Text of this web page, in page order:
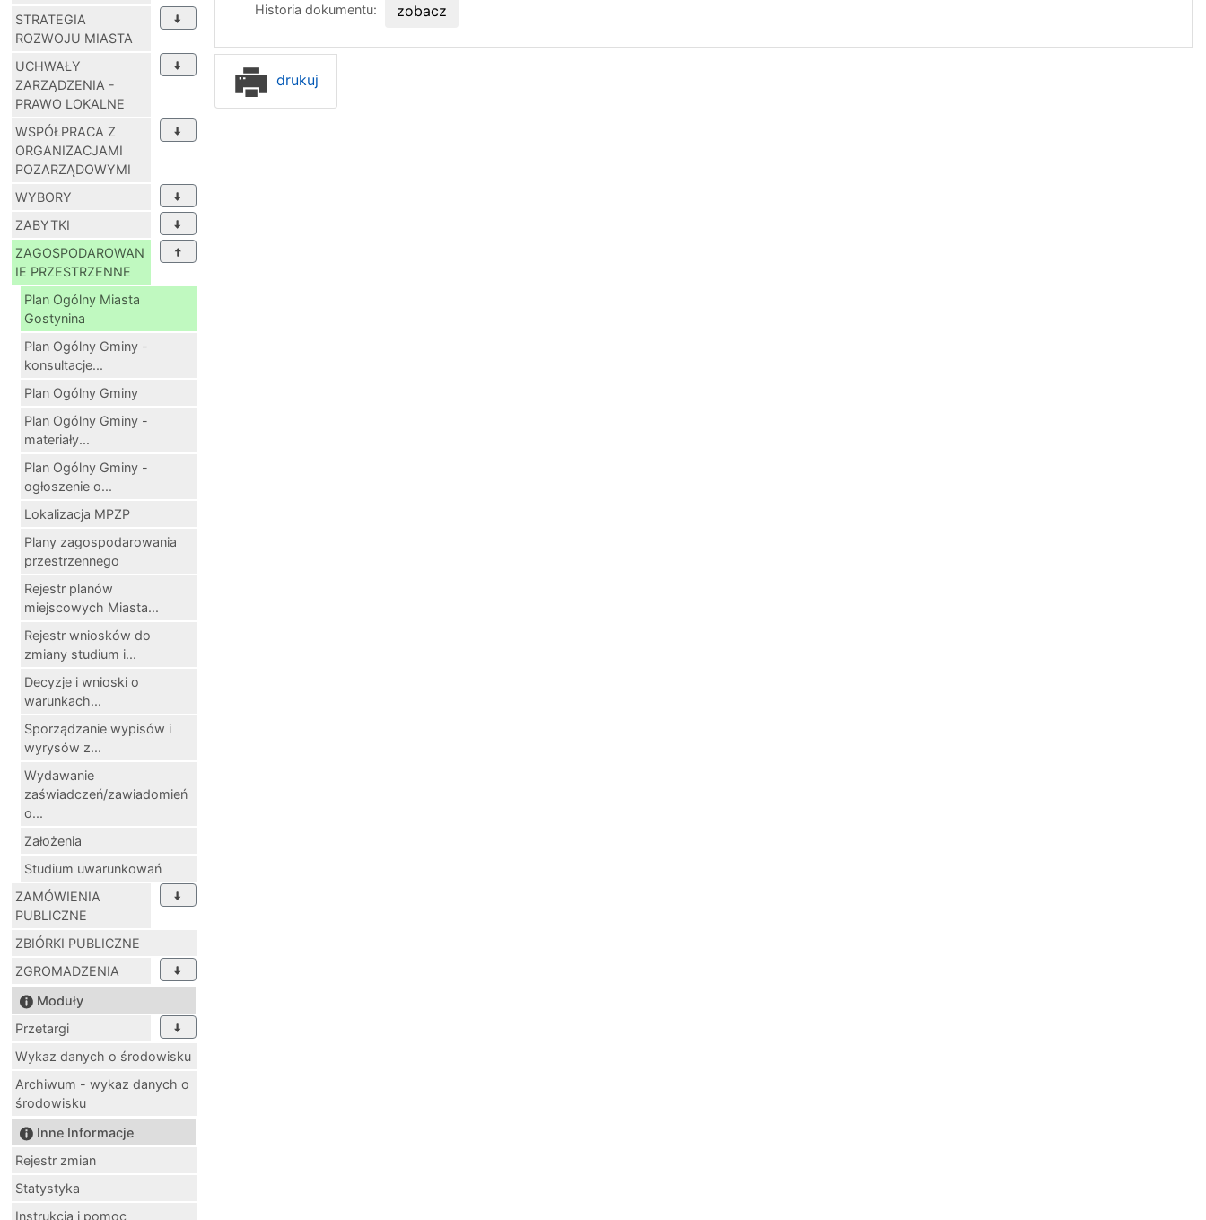
STRATEGIA
ROZWOJU MIASTA
UCHWAŁY
ZARZĄDZENIA -
PRAWO LOKALNE
WSPÓŁPRACA Z
ORGANIZACJAMI
POZARZĄDOWYMI
WYBORY
ZABYTKI
ZAGOSPODAROWAN
IE PRZESTRZENNE
Plan Ogólny Miasta
Gostynina
Plan Ogólny Gminy -
konsultacje...
Plan Ogólny Gminy
Plan Ogólny Gminy -
materiały...
Plan Ogólny Gminy -
ogłoszenie o...
Lokalizacja MPZP
Plany zagospodarowania
przestrzennego
Rejestr planów
miejscowych Miasta...
Rejestr wniosków do
zmiany studium i...
Decyzje i wnioski o
warunkach...
Sporządzanie wypisów i
wyrysów z...
Wydawanie
zaświadczeń/zawiadomień
o...
Założenia
Studium uwarunkowań
ZAMÓWIENIA
PUBLICZNE
ZBIÓRKI PUBLICZNE
ZGROMADZENIA
Moduły
Przetargi
Wykaz danych o środowisku
Archiwum - wykaz danych o
środowisku
Inne Informacje
Rejestr zmian
Statystyka
Instrukcja i pomoc
Historia dokumentu:
zobacz
drukuj